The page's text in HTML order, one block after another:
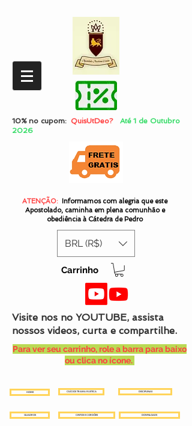
10% no cupom: QuisUtDeo? Até 1 de Outubro
2026
ATENÇÃO: Informamos com alegria que este
Apostolado, caminha em plena comunhão e
obediência à Cátedra de Pedro
BRL (R$)
Carrinho
Visite nos no YOUTUBE, assista
nossos videos, curta e compartilhe.
Para ver seu carrinho, role a barra para baixo
ou clica no ícone.
HOME CILÍCIOS TRAMA RUSTICA DISCIPLINAS
QUADROS CINTOS E CORDÕES DOWNLOADS